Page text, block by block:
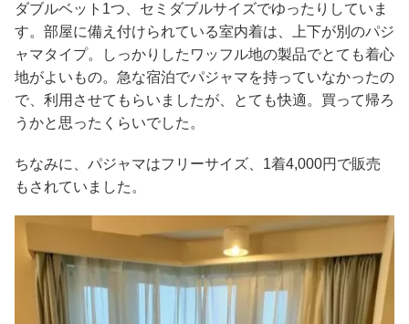
ダブルベット1つ、セミダブルサイズでゆったりしていま
す。部屋に備え付けられている室内着は、上下が別のパジ
ャマタイプ。しっかりしたワッフル地の製品でとても着心
地がよいもの。急な宿泊でパジャマを持っていなかったの
で、利用させてもらいましたが、とても快適。買って帰ろ
うかと思ったくらいでした。
ちなみに、パジャマはフリーサイズ、1着4,000円で販売
もされていました。